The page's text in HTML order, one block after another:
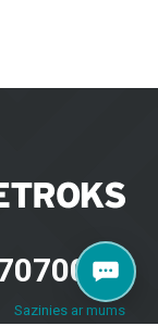
Sazinies ar mums